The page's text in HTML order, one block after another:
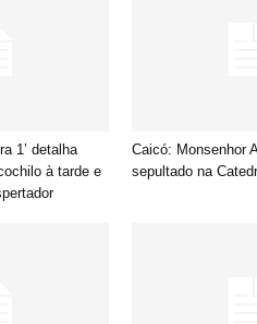
1’ detalha
à tarde e
Caicó: Monsenhor
sepultado na